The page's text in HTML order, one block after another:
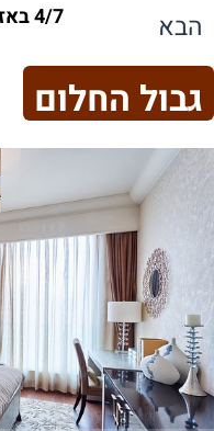
הבא 4/7 באזור אבן מנחם
גבול החלום